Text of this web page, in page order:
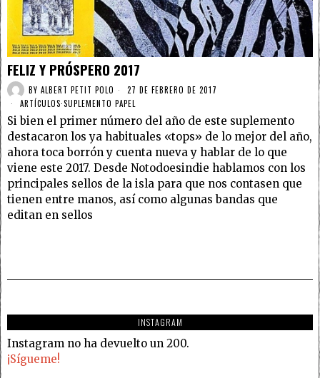
FELIZ Y PRÓSPERO 2017
BY ALBERT PETIT POLO
27 DE FEBRERO DE 2017
ARTÍCULOS·SUPLEMENTO PAPEL
Si bien el primer número del año de este suplemento
destacaron los ya habituales «tops» de lo mejor del año,
ahora toca borrón y cuenta nueva y hablar de lo que
viene este 2017. Desde Notodoesindie hablamos con los
principales sellos de la isla para que nos contasen que
tienen entre manos, así como algunas bandas que
editan en sellos
INSTAGRAM
Instagram no ha devuelto un 200.
¡Sígueme!